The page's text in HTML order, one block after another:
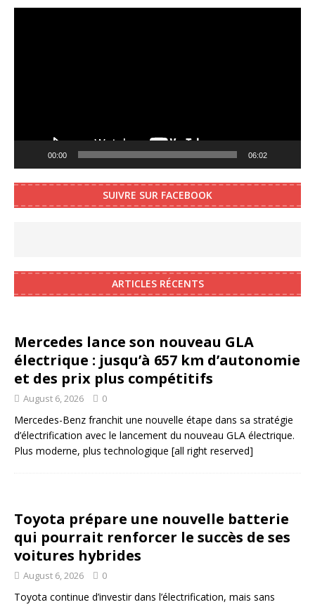
00:00 06:02
SUIVRE SUR FACEBOOK
ARTICLES RÉCENTS
Mercedes lance son nouveau GLA
électrique : jusqu’à 657 km d’autonomie
et des prix plus compétitifs
August 6, 2026 0
Mercedes-Benz franchit une nouvelle étape dans sa stratégie
d’électrification avec le lancement du nouveau GLA électrique.
Plus moderne, plus technologique [all right reserved]
Toyota prépare une nouvelle batterie
qui pourrait renforcer le succès de ses
voitures hybrides
August 6, 2026 0
Toyota continue d’investir dans l’électrification, mais sans